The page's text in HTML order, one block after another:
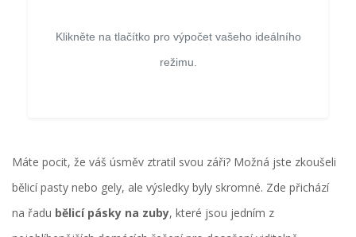
Klikněte na tlačítko pro výpočet vašeho ideálního
režimu.
Máte pocit, že váš úsměv ztratil svou záři? Možná jste zkoušeli
bělicí pasty nebo gely, ale výsledky byly skromné. Zde přichází
na řadu bělicí pásky na zuby, které jsou jedním z